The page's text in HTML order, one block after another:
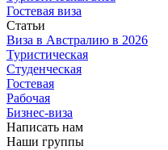
Гостевая виза
Статьи
Виза в Австралию в 2026
Туристическая
Студенческая
Гостевая
Рабочая
Бизнес-виза
Написать нам
Наши группы